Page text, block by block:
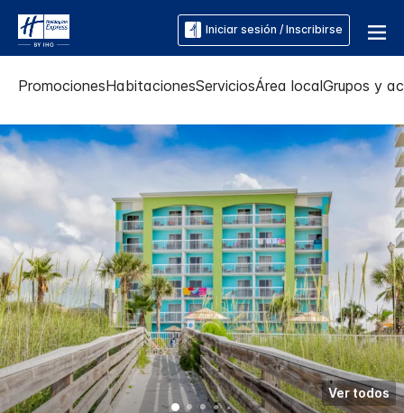
Iniciar sesión / Inscribirse
PromocionesHabitacionesServiciosÁrea localGrupos y
Ver todos